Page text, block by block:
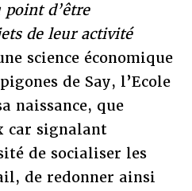
d’être
de leur activité
science économique
de Say, l’Ecole
naissance, que
car signalant
de socialiser les
de redonner ainsi